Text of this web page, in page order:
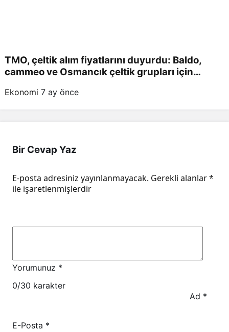
TMO, çeltik alım fiyatlarını duyurdu: Baldo,
cammeo ve Osmancık çeltik grupları için
Ekonomi 7 ay önce
Bir Cevap Yaz
E-posta adresiniz yayınlanmayacak. Gerekli alanlar*
ile işaretlenmişlerdir
Yorumunuz *
0/30 karakter
Ad *
E-Posta *